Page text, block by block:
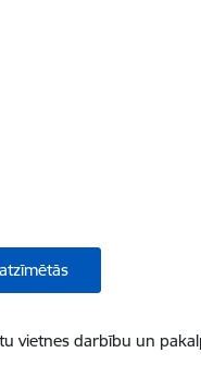
vietnes darbību un